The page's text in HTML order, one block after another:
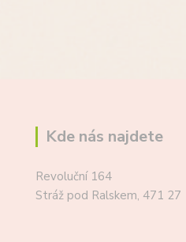
Kde nás najdete
Revoluční 164
Stráž pod Ralskem, 471 27